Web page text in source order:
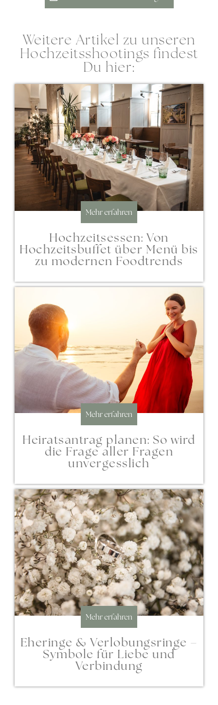
Weitere Artikel zu unseren
Hochzeitsshootings findest
Du hier:
Mehr erfahren
Hochzeitsessen: Von
Hochzeitsbuffet über Menü bis
zu modernen Foodtrends
Mehr erfahren
Heiratsantrag planen: So wird
die Frage aller Fragen
unvergesslich
Mehr erfahren
Eheringe & Verlobungsringe –
Symbole für Liebe und
Verbindung